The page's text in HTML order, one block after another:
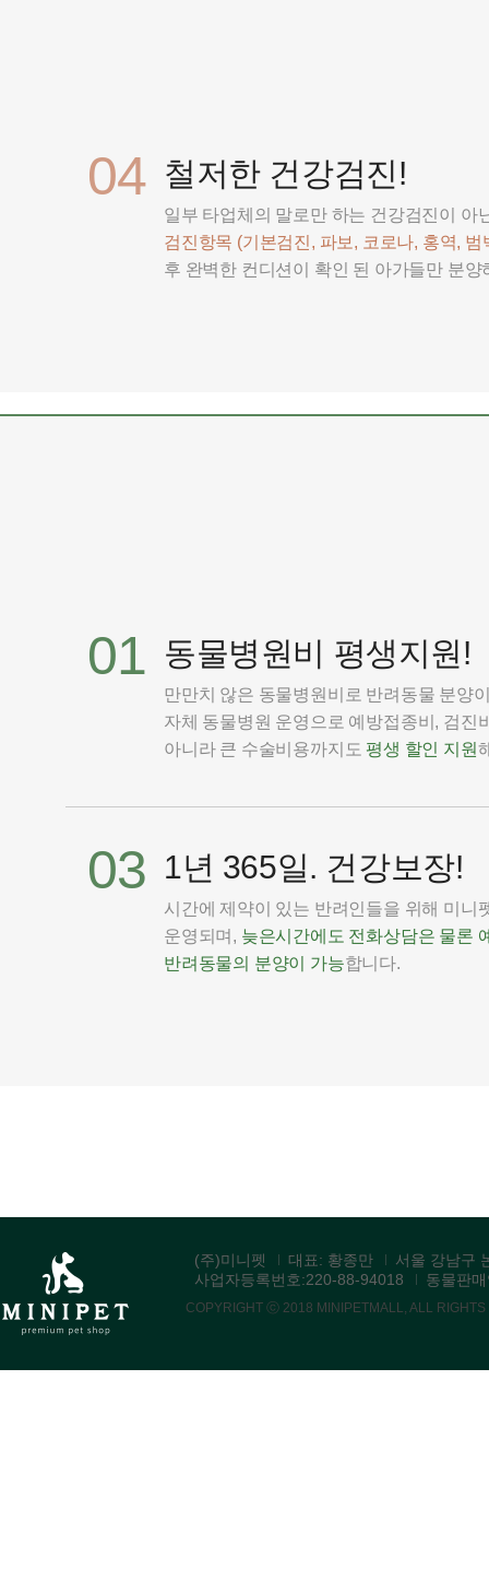
04 철저한 건강검진!
일부 타업체의 말로만 하는 건강검진이 아
검진항목 (기본검진, 파보, 코로나, 홍역, 범
후 완벽한 컨디션이 확인 된 아가들만 분양
01 동물병원비 평생지원!
만만치 않은 동물병원비로 반려동물 분양
자체 동물병원 운영으로 예방접종비, 검진
아니라 큰 수술비용까지도 평생 할인 지원
03 1년 365일. 건강보장!
시간에 제약이 있는 반려인들을 위해 미니
운영되며, 늦은시간에도 전화상담은 물론
반려동물의 분양이 가능합니다.
(주)미니펫 대표: 황종만
서울 강남구
사업자등록번호:220-88-94018
동물판
COPYRIGHT ⓒ 2018 MINIPETMALL, ALL